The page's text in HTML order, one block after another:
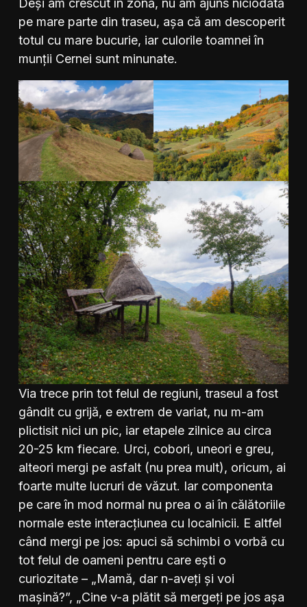
pe mare parte din traseu, așa că am descoperit
totul cu mare bucurie, iar culorile toamnei în
munții Cernei sunt minunate.
Via trece prin tot felul de regiuni, traseul a fost
gândit cu grijă, e extrem de variat, nu m-am
plictisit nici un pic, iar etapele zilnice au circa
20-25 km fiecare. Urci, cobori, uneori e greu,
alteori mergi pe asfalt (nu prea mult), oricum, ai
foarte multe lucruri de văzut. Iar componenta
pe care în mod normal nu prea o ai în călătoriile
normale este interacțiunea cu localnicii. E altfel
când mergi pe jos: apuci să schimbi o vorbă cu
tot felul de oameni pentru care ești o
curiozitate – „Mamă, dar n-aveți și voi
mașină?”, „Cine v-a plătit să mergeți pe jos așa